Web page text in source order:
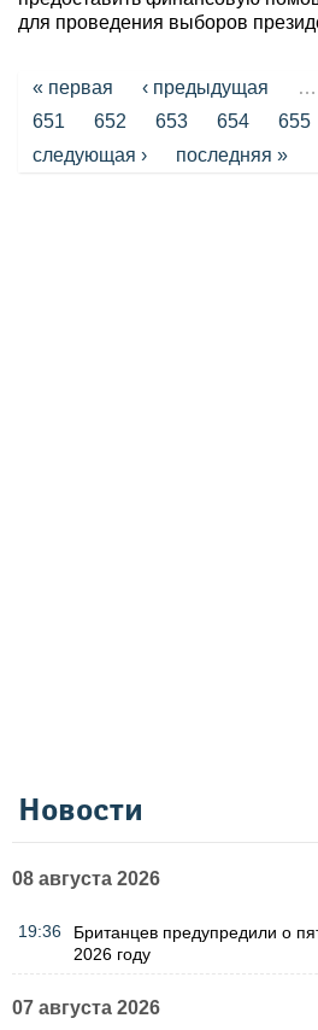
для проведения выборов
Страницы
« первая ‹ предыдущая …
651
652 653 654 655
следующая ›
последняя »
Новости
08 августа 2026
19:36
Британцев предупредили о
2026 году
07 августа 2026